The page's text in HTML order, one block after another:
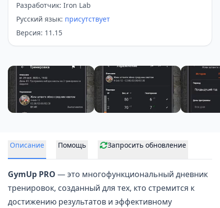
Разработчик: Iron Lab
Русский язык: присутствует
Версия: 11.15
Описание Помощь Запросить обновление
GymUp PRO — это многофункциональный дневник
тренировок, созданный для тех, кто стремится к
достижению результатов и эффективному